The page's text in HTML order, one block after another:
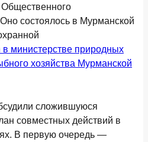
Общественного
Оно состоялось в Мурманской
министерстве природных
хозяйства Мурманской
сложившуюся
совместных действий в
В первую очередь —